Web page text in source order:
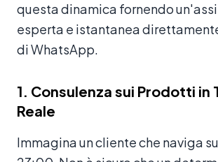
questa dinamica fornendo
esperta e istantanea
di WhatsApp.
1. Consulenza sui Prodotti in
Reale
Immagina un cliente che naviga